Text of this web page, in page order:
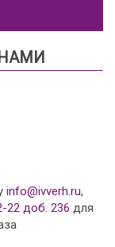
info@ivverh.ru,
22 доб. 236 для